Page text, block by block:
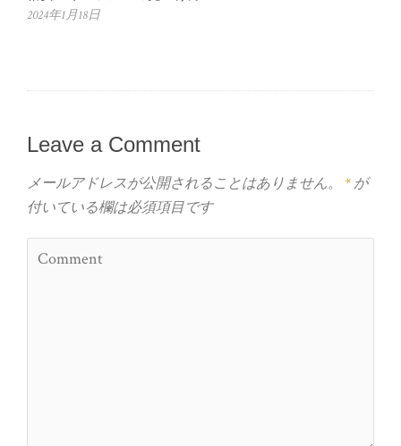
2024年1月18日
Leave a Comment
メールアドレスが公開されることはありません。 *が
付いている欄は必須項目です